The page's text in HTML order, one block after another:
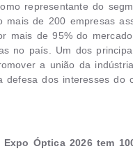
representante do
mais de 200 empresas
mais de 95% do
no país. Um dos
a união da
defesa dos interesses do
Expo Óptica 2026 tem